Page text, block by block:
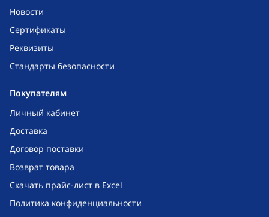
Новости
Сертификаты
Реквизиты
Стандарты безопасности
Покупателям
Личный кабинет
Доставка
Договор поставки
Возврат товара
Скачать прайс-лист в Excel
Политика конфиденциальности